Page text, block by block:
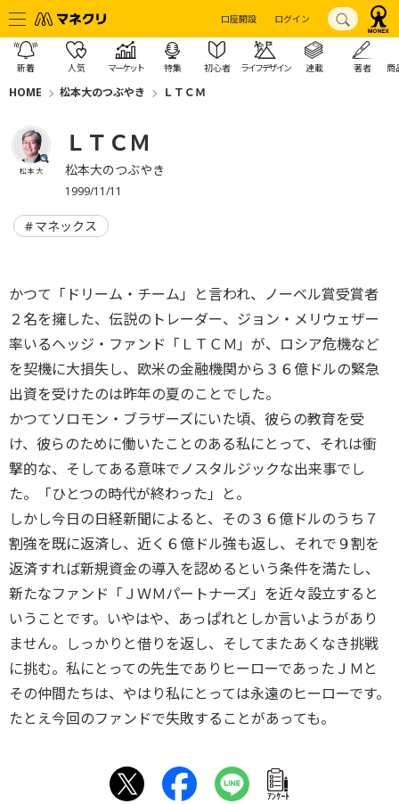
口座開設 ログイン
新着 人気 マーケット 特集 初心者 ライフデザイン 連載 著者 商
HOME 松本大のつぶやき ＬＴＣＭ
松本 大
ＬＴＣＭ
松本大のつぶやき
1999/11/11
マネックス
かつて「ドリーム・チーム」と言われ、ノーベル賞受賞者
２名を擁した、伝説のトレーダー、ジョン・メリウェザー
率いるヘッジ・ファンド「ＬＴＣＭ」が、ロシア危機など
を契機に大損失し、欧米の金融機関から３６億ドルの緊急
出資を受けたのは昨年の夏のことでした。
かつてソロモン・ブラザーズにいた頃、彼らの教育を受
け、彼らのために働いたことのある私にとって、それは衝
撃的な、そしてある意味でノスタルジックな出来事でし
た。「ひとつの時代が終わった」と。
しかし今日の日経新聞によると、その３６億ドルのうち７
割強を既に返済し、近く６億ドル強も返し、それで９割を
返済すれば新規資金の導入を認めるという条件を満たし、
新たなファンド「ＪＷＭパートナーズ」を近々設立すると
いうことです。いやはや、あっぱれとしか言いようがあり
ません。しっかりと借りを返し、そしてまたあくなき挑戦
に挑む。私にとっての先生でありヒーローであったＪＭと
その仲間たちは、やはり私にとっては永遠のヒーローです。
たとえ今回のファンドで失敗することがあっても。
ｱﾝｹｰﾄ